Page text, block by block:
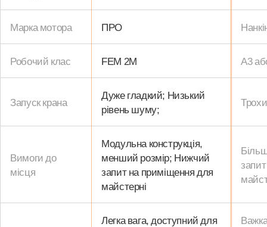
Марка мотора ПРО
Робочий клас FEM 2M А3
Запуск крана
Дуже гладкий; Низький
рівень шуму;
Вимоги до
місця
Модульна конструкція,
менший розмір; Нижчий
запит на приміщення для
майстерні
Легка вага, доступний для